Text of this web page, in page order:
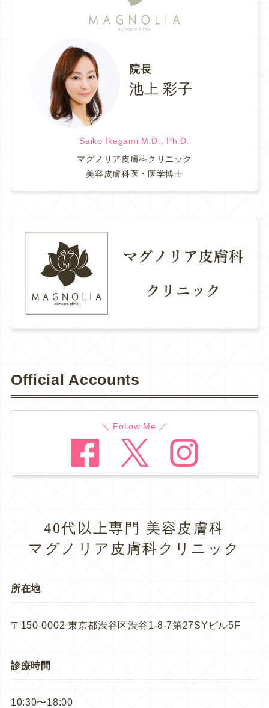
院長
池上 彩子
Saiko Ikegami.M.D., Ph.D.
マグノリア皮膚科クリニック
美容皮膚科医・医学博士
Official Accounts
＼ Follow Me ／
40代以上専門 美容皮膚科
マグノリア皮膚科クリニック
所在地
〒150-0002 東京都渋谷区渋谷1-8-7第27SYビル5F
診療時間
10:30〜18:00